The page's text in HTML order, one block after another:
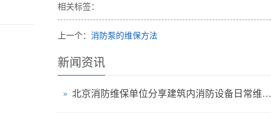
相关标签：
上一个： 消防泵的维保方法
新闻资讯
北京消防维保单位分享建筑内消防设备日常维护标准